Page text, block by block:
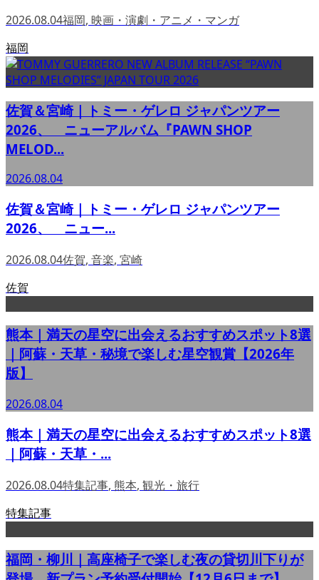
2026.08.04福岡, 映画・演劇・アニメ・マンガ
福岡
佐賀＆宮崎｜トミー・ゲレロ ジャパンツアー
2026、 ニューアルバム『PAWN SHOP
MELOD...
2026.08.04
佐賀＆宮崎｜トミー・ゲレロ ジャパンツアー
2026、 ニュー...
2026.08.04佐賀, 音楽, 宮崎
佐賀
熊本｜満天の星空に出会えるおすすめスポット8選
｜阿蘇・天草・秘境で楽しむ星空観賞【2026年
版】
2026.08.04
熊本｜満天の星空に出会えるおすすめスポット8選
｜阿蘇・天草・...
2026.08.04特集記事, 熊本, 観光・旅行
特集記事
福岡・柳川｜高座椅子で楽しむ夜の貸切川下りが